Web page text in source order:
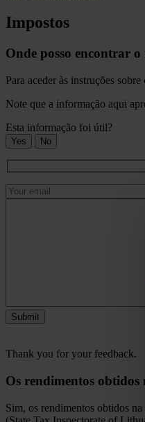
Impostos
Onde posso encontrar
Para aceder às instruções
Note que a informação aqui
Esta informação foi útil?
Yes No
Submit
Thank you for your feedback.
Os rendimentos
Sim, os rendimentos obtidos